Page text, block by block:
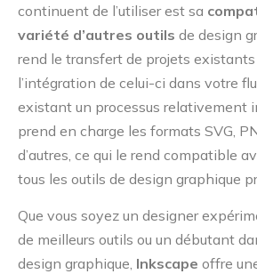
continuent de l’utiliser est sa
variété d’autres outils de design
rend le transfert de projets existants
l’intégration de celui-ci dans votre
existant un processus relativement
prend en charge les formats SVG,
d’autres, ce qui le rend compatible
tous les outils de design graphique
Que vous soyez un designer
de meilleurs outils ou un débutant
design graphique, Inkscape offre